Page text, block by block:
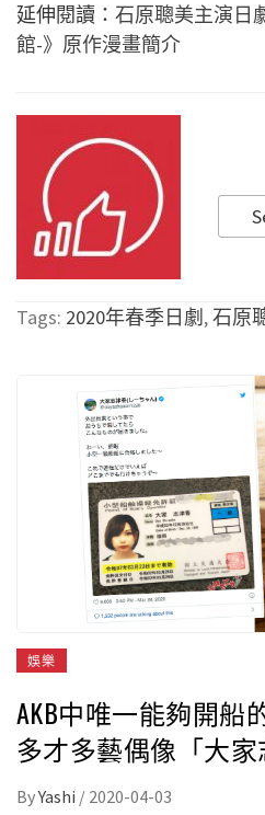
延伸閱讀： 石原聰美主演日
館-》原作漫畫簡介
Tags: 2020年春季日劇,石原
娛樂
AKB中唯一能夠開船
多才多藝偶像「大家
ByYashi / 2020-04-03